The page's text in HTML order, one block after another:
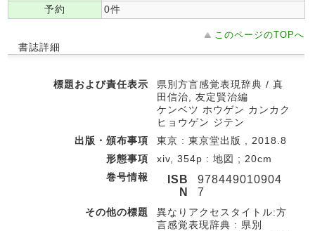
予約
0件
このページのTOPへ
書誌詳細
標題および責任表示
県別方言感覚表現辞典 / 真
田信治, 友定賢治編
ケンベツ ホウゲン カンカク
ヒョウゲン ジテン
出版・頒布事項
東京 : 東京堂出版 , 2018.8
形態事項
xiv, 354p : 地図 ; 20cm
巻号情報
ISB
N
978449010904
7
その他の標題
異なりアクセスタイトル:方
言感覚表現辞典 : 県別